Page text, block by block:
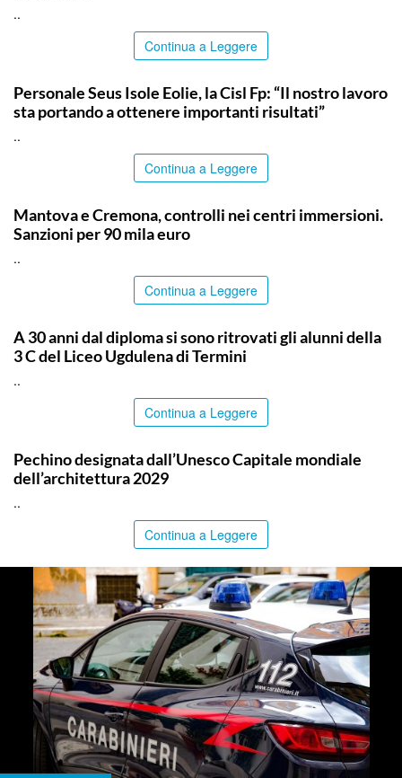
..
Continua a Leggere
Personale Seus Isole Eolie, la Cisl Fp: “Il nostro lavoro
sta portando a ottenere importanti risultati”
..
Continua a Leggere
Mantova e Cremona, controlli nei centri immersioni.
Sanzioni per 90 mila euro
..
Continua a Leggere
A 30 anni dal diploma si sono ritrovati gli alunni della
3 C del Liceo Ugdulena di Termini
..
Continua a Leggere
Pechino designata dall’Unesco Capitale mondiale
dell’architettura 2029
..
Continua a Leggere